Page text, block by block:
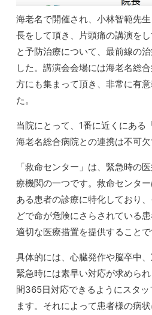
海老名で開催され、小林智範先
長をして頂き、片頭痛の講演を
と予防治療について、最前線の
した。講演会会場には海老名総
方にも集まって頂き、非常に有
た。
当院にとって、1番に近くにある
海老名総合病院との連携は不可欠
「救命センター」は、緊急時の
療機関の一つです。救命センタ
ある患者の診療に特化しており
どで命が危険にさらされている
適切な医療措置を提供することで
具体的には、心臓発作や脳卒中、
緊急時には素早い対応が求めら
間365日対応できるようにスタ
ます。それによって患者様の病